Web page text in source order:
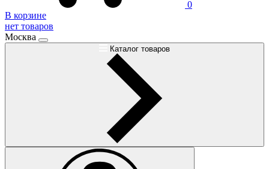
0
В корзине
нет товаров
Москва
Каталог товаров